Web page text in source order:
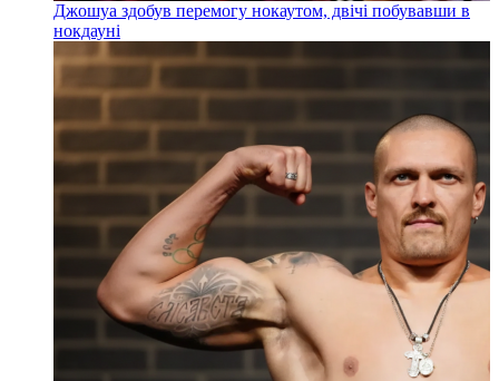
Джошуа здобув перемогу нокаутом, двічі побувавши в
нокдауні